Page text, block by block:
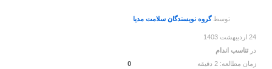
توسط گروه نویسندگان سلامت مدیا
24 اردیبهشت 1403
در تناسب اندام
زمان مطالعه: 2 دقیقه
0